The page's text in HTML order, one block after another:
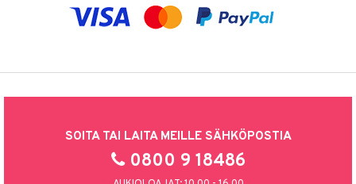
SOITA TAI LAITA MEILLE SÄHKÖPOSTIA
0800 9 18486